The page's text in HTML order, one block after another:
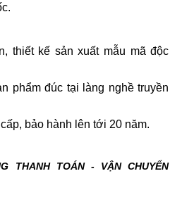
thiết kế sản xuất mẫu mã độc
phẩm đúc tại làng nghề truyền
bảo hành lên tới 20 năm.
THANH TOÁN - VẬN CHUYỂN